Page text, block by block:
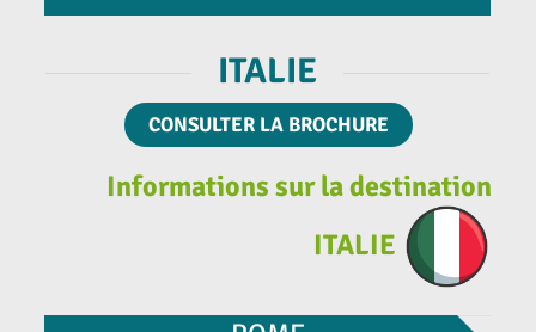
ITALIE
CONSULTER LA BROCHURE
Informations sur la destination
ITALIE